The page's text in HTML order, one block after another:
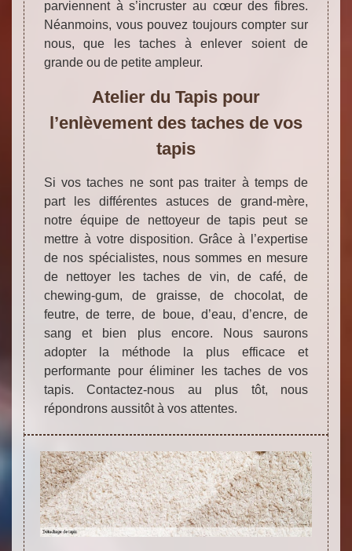
parviennent à s’incruster au cœur des fibres.
Néanmoins, vous pouvez toujours compter sur
nous, que les taches à enlever soient de
grande ou de petite ampleur.
Atelier du Tapis pour
l’enlèvement des taches de vos
tapis
Si vos taches ne sont pas traiter à temps de
part les différentes astuces de grand-mère,
notre équipe de nettoyeur de tapis peut se
mettre à votre disposition. Grâce à l’expertise
de nos spécialistes, nous sommes en mesure
de nettoyer les taches de vin, de café, de
chewing-gum, de graisse, de chocolat, de
feutre, de terre, de boue, d’eau, d’encre, de
sang et bien plus encore. Nous saurons
adopter la méthode la plus efficace et
performante pour éliminer les taches de vos
tapis. Contactez-nous au plus tôt, nous
répondrons aussitôt à vos attentes.